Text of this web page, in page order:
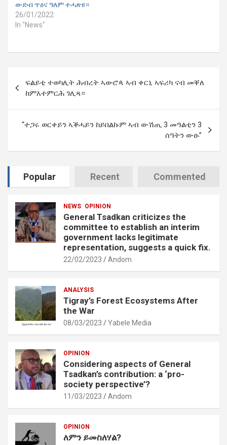
ውድብ ጥዕና ዓለም ተሓጽዩ።
26/01/2022
In "News"
navigation
ፍልይቲ ተወካሊት ሕብረት ኣውሮጳ ኣብ ቀርኒ ኣፍሪካ ናብ መቐለ
ከምእተምርሕ ገሊጻ።
“ተጋሩ ወርቀይን ኣቕሓይን ከይበልኩም ኣብ ውሽጢ 3 መዓልቲን 3
ሰዓትን ውፁ”
Popular Recent Commented
NEWS OPINION
General Tsadkan criticizes the
committee to establish an interim
government lacks legitimate
representation, suggests a quick fix.
22/02/2023 Andom
ANALYSIS
Tigray’s Forest Ecosystems After
the War
08/03/2023 Yabele Media
OPINION
Considering aspects of General
Tsadkan’s contribution: a ‘pro-
society perspective’?
11/03/2023 Andom
OPINION
ለምን ይመስለሃል?